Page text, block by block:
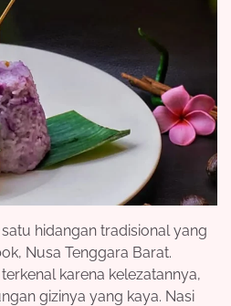
hidangan tradisional yang
Nusa Tenggara Barat.
karena kelezatannya,
gizinya yang kaya. Nasi